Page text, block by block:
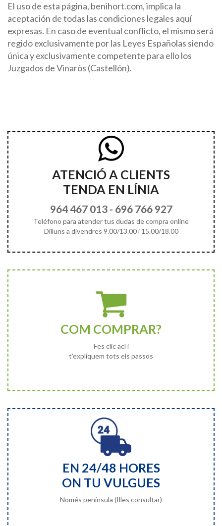
El uso de esta página, benihort.com, implica la
aceptación de todas las condiciones legales aquí
expresas. En caso de eventual conflicto, el mismo será
regido exclusivamente por las Leyes Españolas siendo
única y exclusivamente competente para ello los
Juzgados de Vinaròs (Castellón).
ATENCIÓ A CLIENTS
TENDA EN LÍNIA
964 467 013- 696 766 927
Teléfono para atender tus dudas de compra online
Dilluns a divendres 9.00/13.00 i 15.00/18.00
COM COMPRAR?
Fes clic ací i
t'expliquem tots els passos
EN 24/48 HORES
ON TU VULGUES
Només península (Illes consultar)